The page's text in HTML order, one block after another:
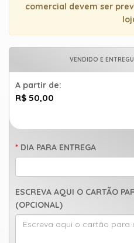
comercial devem ser
VENDIDO E
A partir de:
R$ 50,00
DIA PARA ENTREGA
ESCREVA AQUI O CARTÃO
(OPCIONAL)